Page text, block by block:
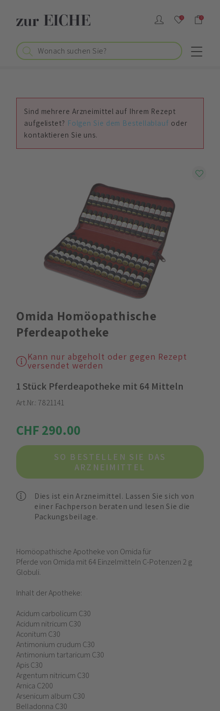
0 0
Sind mehrere Arzneimittel auf Ihrem Rezept
aufgelistet? Folgen Sie dem Bestellablauf oder
kontaktieren Sie uns.
Omida Homöopathische
Pferdeapotheke
Kann nur abgeholt oder gegen Rezept
versendet werden
1 Stück Pferdeapotheke mit 64 Mitteln
Art.Nr.: 7821141
CHF 290.00
SO BESTELLEN SIE DAS
ARZNEIMITTEL
Dies ist ein Arzneimittel. Lassen Sie sich von
einer Fachperson beraten und lesen Sie die
Packungsbeilage.
Homöopathische Apotheke von Omida für
Pferde von Omida mit 64 Einzelmitteln C-Potenzen 2 g
Globuli.
Inhalt der Apotheke:
Acidum carbolicum C30
Acidum nitricum C30
Aconitum C30
Antimonium crudum C30
Antimonium tartaricum C30
Apis C30
Argentum nitricum C30
Arnica C200
Arsenicum album C30
Belladonna C30